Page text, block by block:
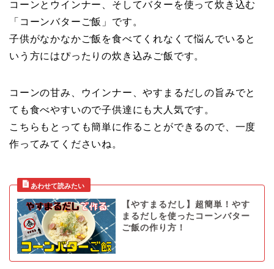
コーンとウインナー、そしてバターを使って炊き込む
「コーンバターご飯」です。
子供がなかなかご飯を食べてくれなくて悩んでいると
いう方にはぴったりの炊き込みご飯です。
コーンの甘み、ウインナー、やすまるだしの旨みでと
ても食べやすいので子供達にも大人気です。
こちらもとっても簡単に作ることができるので、一度
作ってみてくださいね。
【やすまるだし】超簡単！やす
まるだしを使ったコーンバター
ご飯の作り方！